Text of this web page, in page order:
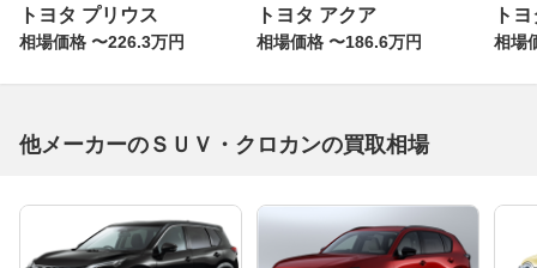
トヨタ プリウス
相場価格 〜226.3万円
トヨタ アクア
相場価格 〜186.6万円
ト
相場
他メーカーのＳＵＶ・クロカンの買取相場